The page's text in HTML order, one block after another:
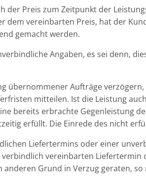
der Preis zum Zeitpunkt der
vereinbarten Preis, hat der
gemacht werden.
Angaben, es sei denn,
übernommener Aufträge
mitteilen. Ist die Leistung
bereits erbrachte Gegenleistung
erfüllt. Die Einrede des nicht
Liefertermins oder einer
vereinbarten
Grund in Verzug geraten,